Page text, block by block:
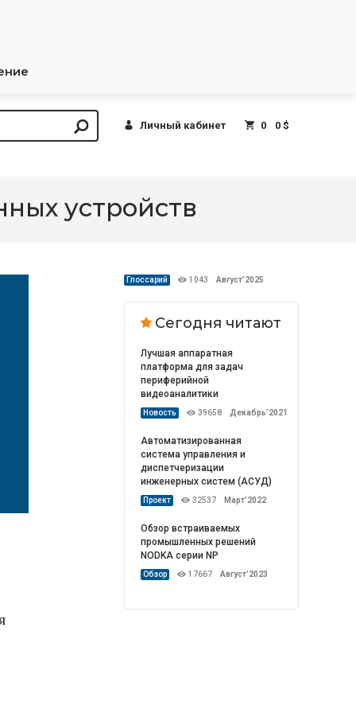
Личный кабинет 0 0 $
устройств
Глоссарий 1043 Август’2025
Сегодня читают
Лучшая аппаратная
платформа для задач
периферийной
видеоаналитики
Новость 39658 Декабрь’2021
Автоматизированная
система управления и
диспетчеризации
инженерных систем (АСУД)
Проект 32537 Март’2022
Обзор встраиваемых
промышленных решений
NODKA серии NP
Обзор 17667 Август’2023